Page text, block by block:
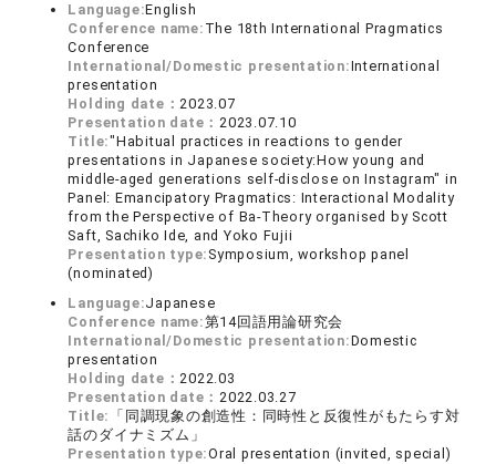
Language:English
Conference name: The 18th International Pragmatics
Conference
International/Domestic presentation:International
presentation
Holding date：2023.07
Presentation date：2023.07.10
Title:"Habitual practices in reactions to gender
presentations in Japanese society:How young and
middle-aged generations self-disclose on Instagram" in
Panel: Emancipatory Pragmatics: Interactional Modality
from the Perspective of Ba-Theory organised by Scott
Saft, Sachiko Ide, and Yoko Fujii
Presentation type: Symposium, workshop panel
(nominated)
Language:Japanese
Conference name:第14回語用論研究会
International/Domestic presentation:Domestic
presentation
Holding date：2022.03
Presentation date：2022.03.27
Title: 「同調現象の創造性：同時性と反復性がもたらす対
話のダイナミズム」
Presentation type:Oral presentation (invited, special)